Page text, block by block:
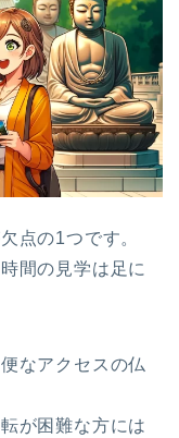
点の1つです。
間の見学は足に
なアクセスの仏
が困難な方には